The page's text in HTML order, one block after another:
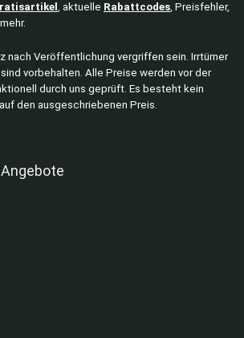
, aktuelle Rabattcodes, Preisfehler,
nach Veröffentlichung vergriffen sein. Irrtümer
vorbehalten. Alle Preise werden vor der
durch uns geprüft. Es besteht kein
den ausgeschriebenen Preis.